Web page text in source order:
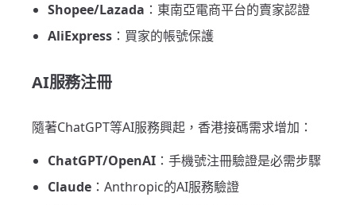
Shopee/Lazada ：東南亞電商平台的賣家認證
AliExpress ：買家的帳號保護
AI服務注冊
隨著ChatGPT等AI服務興起，香港接碼需求增加：
ChatGPT/OpenAI ：手機號注冊驗證是必需步驟
Claude ：Anthropic的AI服務驗證